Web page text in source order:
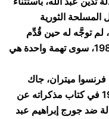
المسلحة الثورية
لم توجَّه له حين قُدِّم
أمام المحكمة للمرة الأولى، في تموز 1986، سوى تهمة واحدة هي
فرنسوا ميتران، جاك
أتالي، في يومياته، التي نُشرت عام 1988 في كتاب مذكراته عن
ضد جورج إبراهيم عبد